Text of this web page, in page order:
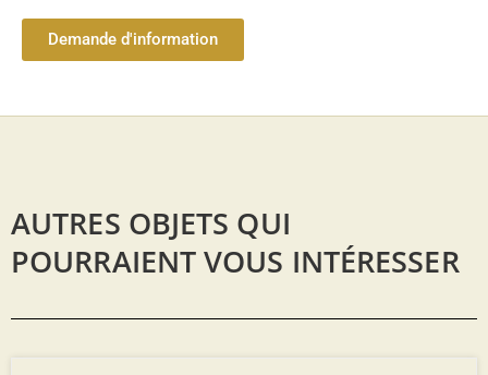
Demande d'information
AUTRES OBJETS QUI
POURRAIENT VOUS INTÉRESSER